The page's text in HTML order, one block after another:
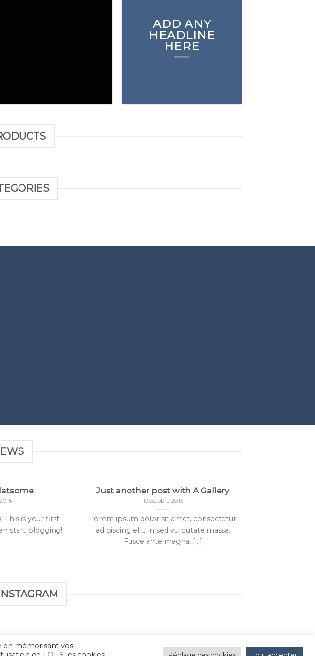
BROWSE
ADD ANY
HEADLINE
HERE
This is your first
start blogging!
Just another post with A Gallery
13 octobre 2015
Lorem ipsum dolor sit amet, consectetur
adipiscing elit. In sed vulputate massa.
Fusce ante magna, [...]
en mémorisant vos
Réglage des cookies Tout accepter